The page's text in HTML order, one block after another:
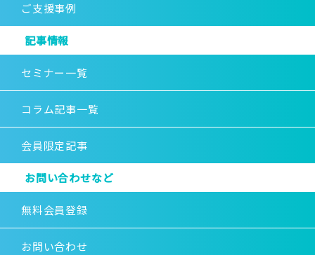
ご支援事例
記事情報
セミナー一覧
コラム記事一覧
会員限定記事
お問い合わせなど
無料会員登録
お問い合わせ